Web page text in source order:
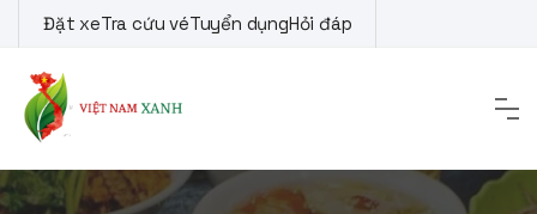
to
content
Đặt xeTra cứu véTuyển dụngHỏi đáp